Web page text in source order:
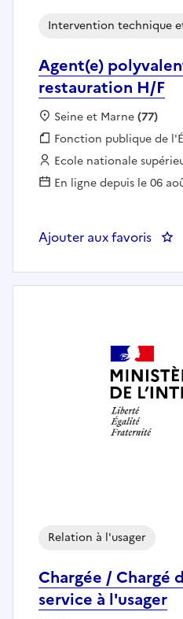
Agent(e)
restauration H/F
Intervention technique
Localisation :
Seine et Marne(77)
Fonction publique :
Fonction publique de
Employeur :
Ecole nationale
En ligne depuis le 06
Ajouter aux favoris :
Chargée / Chargé
service à l'usager
Relation à l'usager